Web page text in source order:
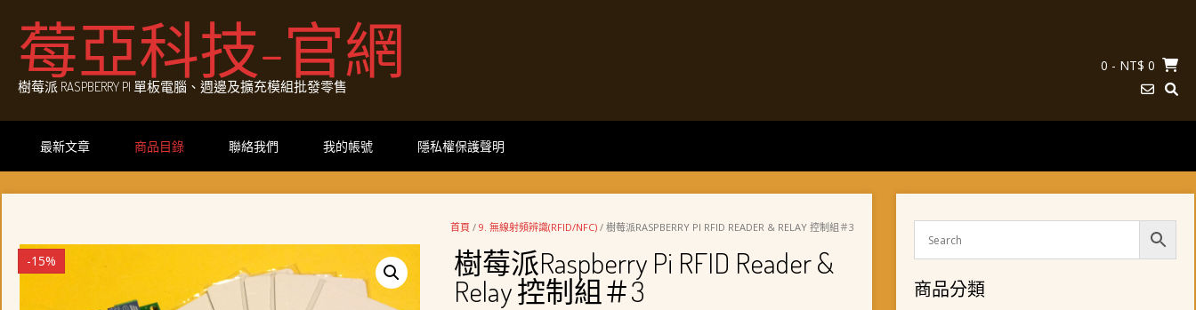
content莓亞科技-官網
樹莓派 RASPBERRY PI 單板電腦、週邊及擴充模組批發零售
0 - NT$ 0
最新文章 商品目錄 聯絡我們 我的帳號 隱私權保護聲明
首頁 /9. 無線射頻辨識(RFID/NFC) / 樹莓派RASPBERRY PI RFID READER & RELAY 控制組＃3
-15% 樹莓派Raspberry Pi RFID Reader &
Relay 控制組＃3 商品分類